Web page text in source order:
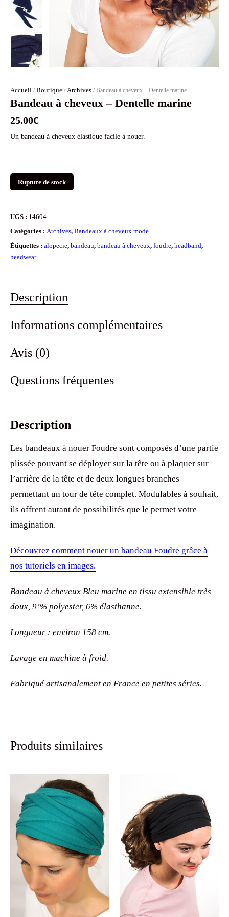
Accueil / Boutique / Archives / Bandeau à cheveux – Dentelle marine
Bandeau à cheveux – Dentelle marine
25.00€
Un bandeau à cheveux élastique facile à nouer.
Rupture de stock
UGS : 14604
Catégories : Archives, Bandeaux à cheveux mode
Étiquettes : alopecie, bandeau, bandeau à cheveux, foudre, headband,
headwear
Description
Informations complémentaires
Avis (0)
Questions fréquentes
Description
Les bandeaux à nouer Foudre sont composés d’une partie
plissée pouvant se déployer sur la tête ou à plaquer sur
l’arrière de la tête et de deux longues branches
permettant un tour de tête complet. Modulables à souhait,
ils offrent autant de possibilités que le permet votre
imagination.
Découvrez comment nouer un bandeau Foudre grâce à
nos tutoriels en images.
Bandeau à cheveux Bleu marine en tissu extensible très
doux, 9’% polyester, 6% élasthanne.
Longueur : environ 158 cm.
Lavage en machine à froid.
Fabriqué artisanalement en France en petites séries.
Produits similaires